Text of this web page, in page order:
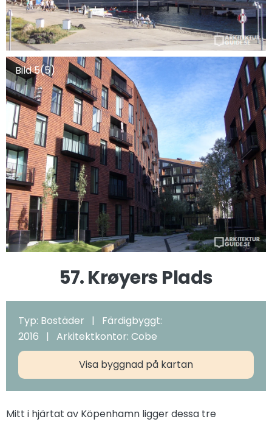
Bild 5(5)
57. Krøyers Plads
Typ: Bostäder | Färdigbyggt:
2016 | Arkitektkontor: Cobe
Visa byggnad på kartan
Mitt i hjärtat av Köpenhamn ligger dessa tre